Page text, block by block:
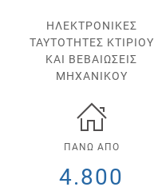
ΗΛΕΚΤΡΟΝΙΚΕΣ
ΤΑΥΤΟΤΗΤΕΣ ΚΤΙΡΙΟΥ
ΚΑΙ ΒΕΒΑΙΩΣΕΙΣ
ΜΗΧΑΝΙΚΟΥ
ΠΑΝΩ ΑΠΟ
4.800